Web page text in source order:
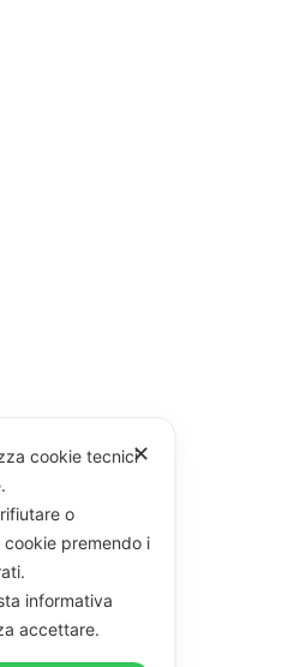
✕
cookie tecnici
o
premendo i
informativa
accettare.